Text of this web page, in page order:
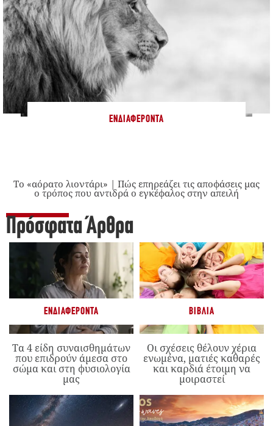
ΕΝΔΙΑΦΈΡΟΝΤΑ
Το «αόρατο λιοντάρι» | Πώς επηρεάζει τις αποφάσεις μας
ο τρόπος που αντιδρά ο εγκέφαλος στην απειλή
Πρόσφατα Άρθρα
ΕΝΔΙΑΦΈΡΟΝΤΑ
Τα 4 είδη συναισθημάτων
που επιδρούν άμεσα στο
σώμα και στη φυσιολογία
μας
ΒΙΒΛΊΑ
Οι σχέσεις θέλουν χέρια
ενωμένα, ματιές καθαρές
και καρδιά έτοιμη να
μοιραστεί